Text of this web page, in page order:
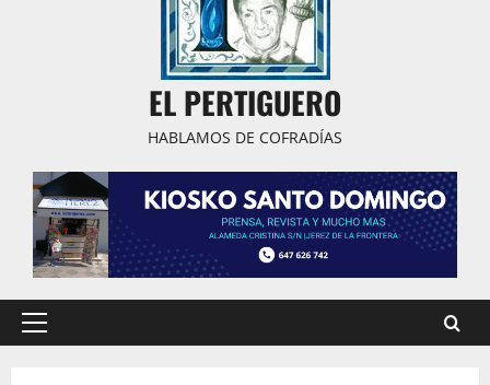
EL PERTIGUERO
HABLAMOS DE COFRADÍAS
Menú